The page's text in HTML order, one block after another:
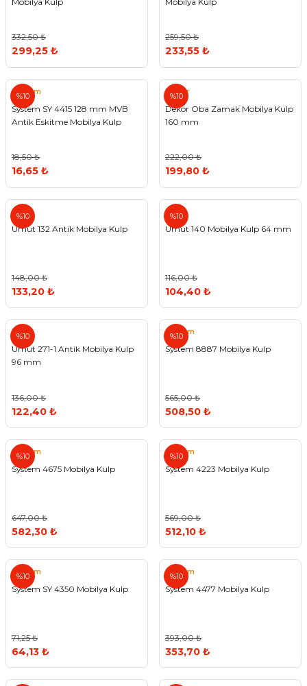
332,50 ₺
299,25 ₺
259,50 ₺
233,55 ₺
%10
System
System SY 4415 128 mm MVB
Antik Eskitme Mobilya Kulp
18,50 ₺
16,65 ₺
%10
Dekor
Dekor Oba Zamak Mobilya Kulp
160 mm
222,00 ₺
199,80 ₺
%10
Umut
Umut 132 Antik Mobilya Kulp
148,00 ₺
133,20 ₺
%10
Umut
Umut 140 Mobilya Kulp 64 mm
116,00 ₺
104,40 ₺
%10
Umut
Umut 271-1 Antik Mobilya Kulp
96 mm
136,00 ₺
122,40 ₺
%10
System
System 8887 Mobilya Kulp
565,00 ₺
508,50 ₺
%10
System
System 4675 Mobilya Kulp
647,00 ₺
582,30 ₺
%10
System
System 4223 Mobilya Kulp
569,00 ₺
512,10 ₺
%10
System
System SY 4350 Mobilya Kulp
71,25 ₺
64,13 ₺
%10
System
System 4477 Mobilya Kulp
393,00 ₺
353,70 ₺